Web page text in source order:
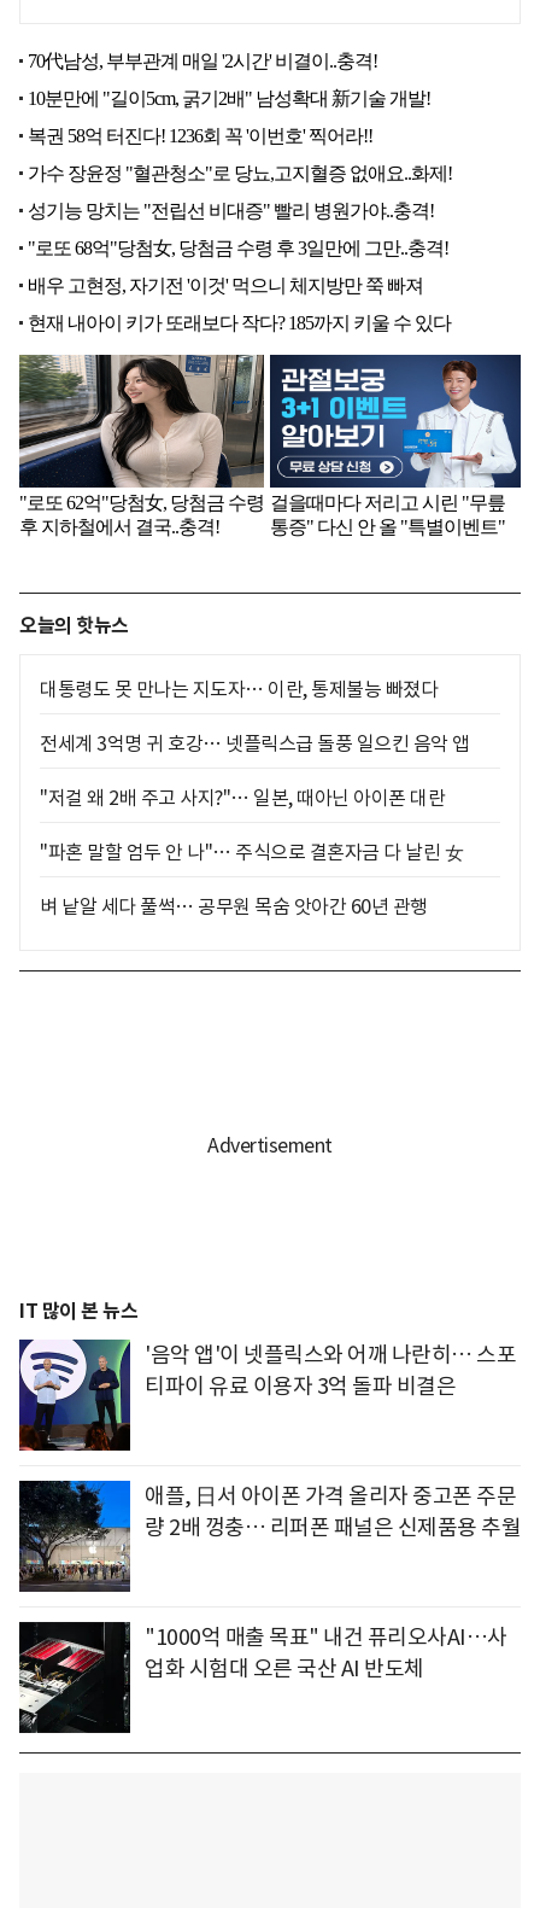
오늘의 핫뉴스
대통령도 못 만나는 지도자… 이란, 통제불능 빠졌다
전세계 3억명 귀 호강… 넷플릭스급 돌풍 일으킨 음악 앱
"저걸 왜 2배 주고 사지?"… 일본, 때아닌 아이폰 대란
"파혼 말할 엄두 안 나"… 주식으로 결혼자금 다 날린 女
벼 낱알 세다 풀썩… 공무원 목숨 앗아간 60년 관행
IT 많이 본 뉴스
'음악 앱'이 넷플릭스와 어깨 나란히… 스포
티파이 유료 이용자 3억 돌파 비결은
애플, 日서 아이폰 가격 올리자 중고폰 주문
량 2배 껑충… 리퍼폰 패널은 신제품용 추월
"1000억 매출 목표" 내건 퓨리오사AI…사
업화 시험대 오른 국산 AI 반도체